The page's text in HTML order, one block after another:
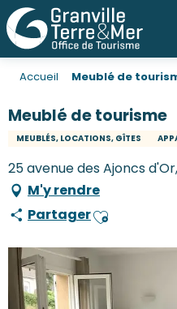
Accueil Meublé de
Meublé de tourisme
MEUBLÉS, LOCATIONS, GÎTES
25 avenue des Ajoncs
M'y rendre
PartagerAjouter aux